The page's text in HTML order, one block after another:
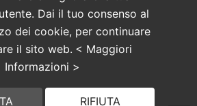
Dai il tuo consenso al
dei cookie, per continuare
il sito web. < Maggiori
Informazioni >
RIFIUTA